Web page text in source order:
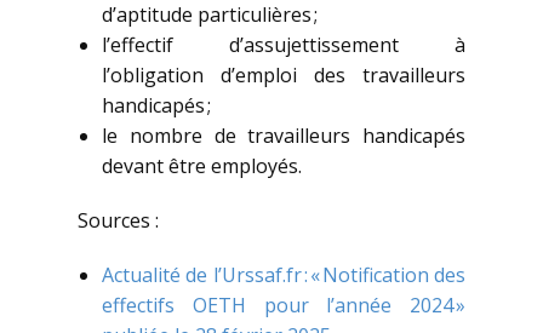
d’aptitude particulières ;
l’effectif d’assujettissement à
l’obligation d’emploi des travailleurs
handicapés ;
le nombre de travailleurs handicapés
devant être employés.
Sources :
Actualité de l’Urssaf.fr : « Notification des
effectifs OETH pour l’année 2024 »